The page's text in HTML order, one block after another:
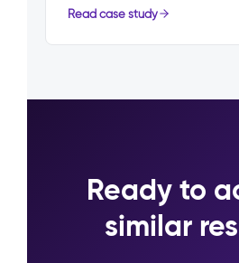
Read case study
Ready to
similar